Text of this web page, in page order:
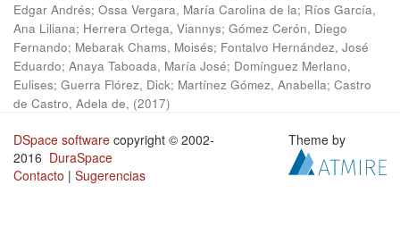
Edgar Andrés; Ossa Vergara, María Carolina de la; Ríos García,
Ana Liliana; Herrera Ortega, Viannys; Gómez Cerón, Diego
Fernando; Mebarak Chams, Moisés; Fontalvo Hernández, José
Eduardo; Anaya Taboada, María José; Domínguez Merlano,
Eulises; Guerra Flórez, Dick; Martínez Gómez, Anabella; Castro
de Castro, Adela de, (2017)
DSpace software copyright © 2002-
2016 DuraSpace
Contacto | Sugerencias
Theme by